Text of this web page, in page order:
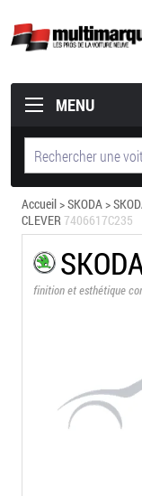
MENU
Accueil>SKODA>
CLEVER7406617C235
finition et esthétique